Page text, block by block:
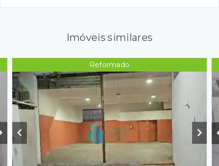
Imóveis similares
Reformado